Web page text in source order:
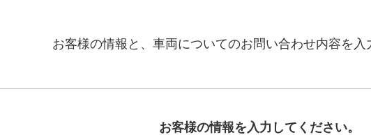
お客様の情報と、車両についてのお問い合わせ内容を入
お客様の情報を入力してください。